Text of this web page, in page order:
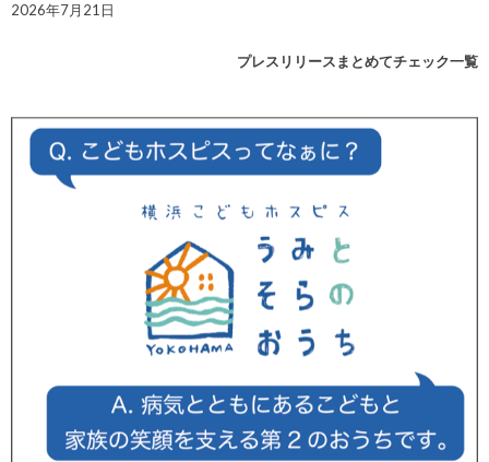
2026年7月21日
プレスリリースまとめてチェック一覧